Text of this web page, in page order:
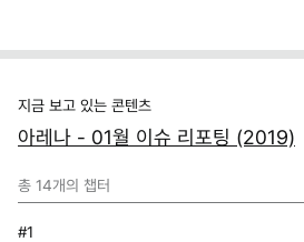
지금 보고 있는 콘텐츠
아레나 - 01월 이슈 리포팅 (2019)
총 14개의 챕터
#1